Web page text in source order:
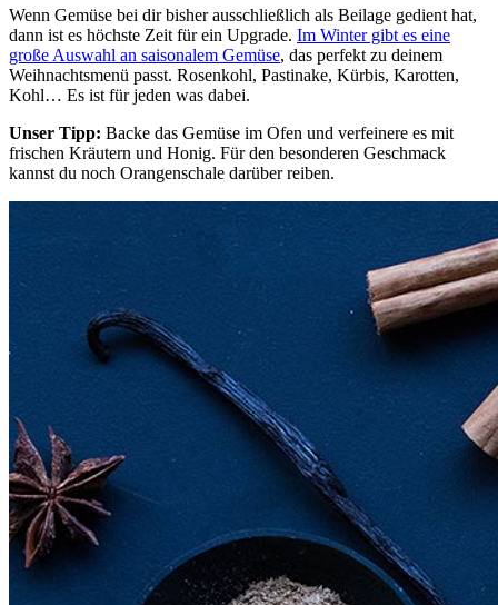
Wenn Gemüse bei dir bisher ausschließlich als Beilage gedient hat,
dann ist es höchste Zeit für ein Upgrade. Im Winter gibt es eine
große Auswahl an saisonalem Gemüse, das perfekt zu deinem
Weihnachtsmenü passt. Rosenkohl, Pastinake, Kürbis, Karotten,
Kohl… Es ist für jeden was dabei.
Unser Tipp: Backe das Gemüse im Ofen und verfeinere es mit
frischen Kräutern und Honig. Für den besonderen Geschmack
kannst du noch Orangenschale darüber reiben.